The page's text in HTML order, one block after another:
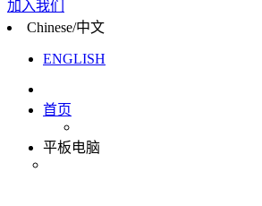
加入我们
Chinese/中文
ENGLISH
首页
平板电脑